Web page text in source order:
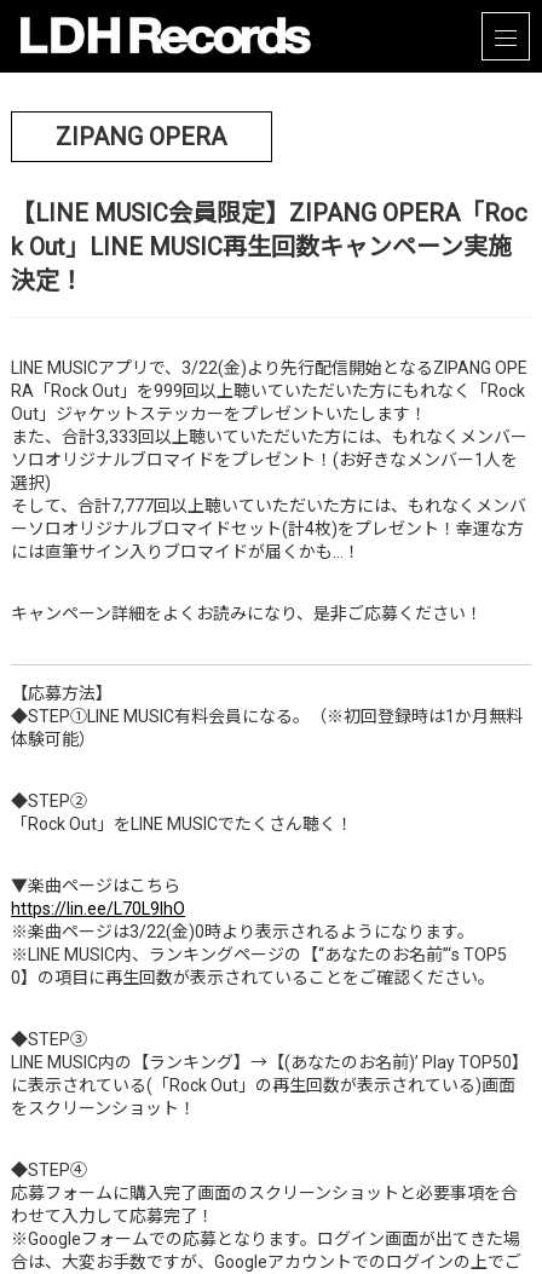
ZIPANG OPERA
【LINE MUSIC会員限定】ZIPANG OPERA「Roc
k Out」LINE MUSIC再生回数キャンペーン実施
決定！
LINE MUSICアプリで、3/22(金)より先行配信開始となるZIPANG OPE
RA「Rock Out」を999回以上聴いていただいた方にもれなく「Rock
Out」ジャケットステッカーをプレゼントいたします！
また、合計3,333回以上聴いていただいた方には、もれなくメンバー
ソロオリジナルブロマイドをプレゼント！(お好きなメンバー1人を
選択)
そして、合計7,777回以上聴いていただいた方には、もれなくメンバ
ーソロオリジナルブロマイドセット(計4枚)をプレゼント！幸運な方
には直筆サイン入りブロマイドが届くかも…！
キャンペーン詳細をよくお読みになり、是非ご応募ください！
【応募方法】
◆STEP①LINE MUSIC有料会員になる。（※初回登録時は1か月無料
体験可能）
◆STEP②
「Rock Out」をLINE MUSICでたくさん聴く！
▼楽曲ページはこちら
https://lin.ee/L70L9lhO
※楽曲ページは3/22(金)0時より表示されるようになります。
※LINE MUSIC内、ランキングページの【“あなたのお名前”‘s TOP5
0】の項目に再生回数が表示されていることをご確認ください。
◆STEP③
LINE MUSIC内の【ランキング】→【(あなたのお名前)’ Play TOP50】
に表示されている(「Rock Out」の再生回数が表示されている)画面
をスクリーンショット！
◆STEP④
応募フォームに購入完了画面のスクリーンショットと必要事項を合
わせて入力して応募完了！
※Googleフォームでの応募となります。ログイン画面が出てきた場
合は、大変お手数ですが、Googleアカウントでのログインの上でご